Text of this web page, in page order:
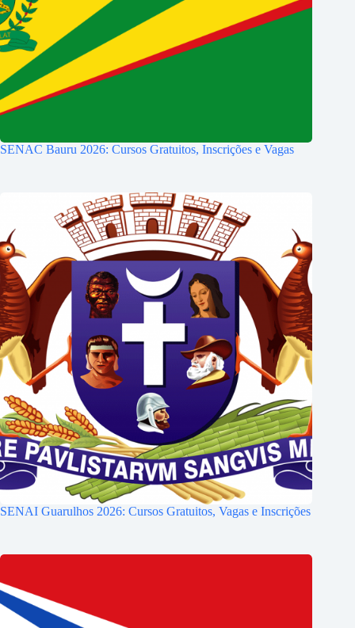
SENAC Bauru 2026: Cursos Gratuitos, Inscrições e Vagas
SENAI Guarulhos 2026: Cursos Gratuitos, Vagas e Inscrições